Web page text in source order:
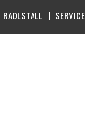
RADLSTALL SERVICE